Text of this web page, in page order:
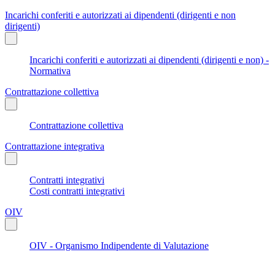
Incarichi conferiti e autorizzati ai dipendenti (dirigenti e non
dirigenti)
Incarichi conferiti e autorizzati ai dipendenti (dirigenti e non) -
Normativa
Contrattazione collettiva
Contrattazione collettiva
Contrattazione integrativa
Contratti integrativi
Costi contratti integrativi
OIV
OIV - Organismo Indipendente di Valutazione